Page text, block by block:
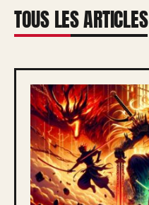
TOUS LES ARTICLES